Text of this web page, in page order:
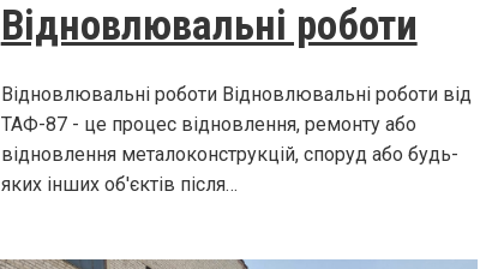
Відновлювальні роботи
Відновлювальні роботи Відновлювальні роботи від
ТАФ-87 - це процес відновлення, ремонту або
відновлення металоконструкцій, споруд або будь-
яких інших об'єктів після…